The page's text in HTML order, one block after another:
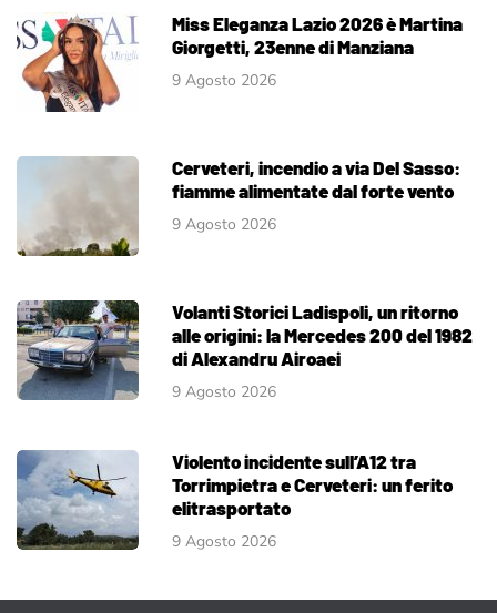
Miss Eleganza Lazio 2026 è Martina
Giorgetti, 23enne di Manziana
9 Agosto 2026
Cerveteri, incendio a via Del Sasso:
fiamme alimentate dal forte vento
9 Agosto 2026
Volanti Storici Ladispoli, un ritorno
alle origini: la Mercedes 200 del 1982
di Alexandru Airoaei
9 Agosto 2026
Violento incidente sull’A12 tra
Torrimpietra e Cerveteri: un ferito
elitrasportato
9 Agosto 2026